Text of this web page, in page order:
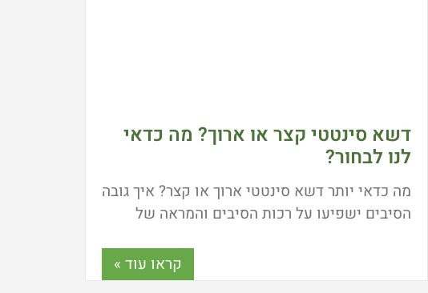
דשא סינטטי קצר או ארוך? מה כדאי
לנו לבחור?
מה כדאי יותר דשא סינטטי ארוך או קצר? איך גובה
הסיבים ישפיעו על רכות הסיבים והמראה של
קראו עוד »